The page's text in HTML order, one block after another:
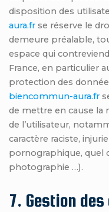
disposition des
aura.fr se réserve le
demeure préalable,
espace qui
France, en particulier
protection des
biencommun-aura.fr
de mettre en cause la
de l’utilisateur,
caractère raciste,
pornographique, quel
photographie …).
7. Gestion des